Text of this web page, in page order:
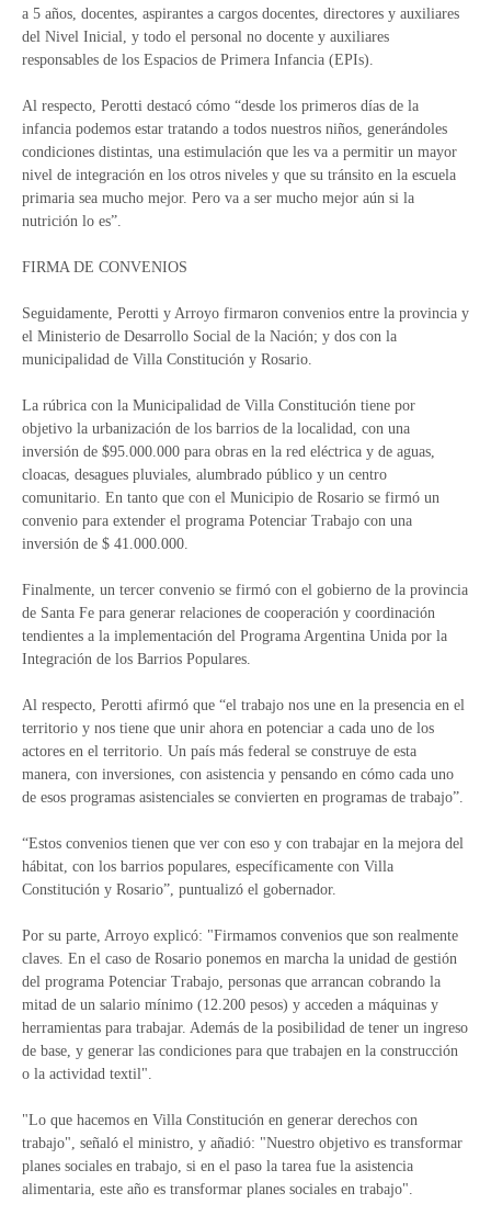
a 5 años, docentes, aspirantes a cargos docentes, directores y auxiliares
del Nivel Inicial, y todo el personal no docente y auxiliares
responsables de los Espacios de Primera Infancia (EPIs).
Al respecto, Perotti destacó cómo “desde los primeros días de la
infancia podemos estar tratando a todos nuestros niños, generándoles
condiciones distintas, una estimulación que les va a permitir un mayor
nivel de integración en los otros niveles y que su tránsito en la escuela
primaria sea mucho mejor. Pero va a ser mucho mejor aún si la
nutrición lo es”.
FIRMA DE CONVENIOS
Seguidamente, Perotti y Arroyo firmaron convenios entre la provincia y
el Ministerio de Desarrollo Social de la Nación; y dos con la
municipalidad de Villa Constitución y Rosario.
La rúbrica con la Municipalidad de Villa Constitución tiene por
objetivo la urbanización de los barrios de la localidad, con una
inversión de $95.000.000 para obras en la red eléctrica y de aguas,
cloacas, desagues pluviales, alumbrado público y un centro
comunitario. En tanto que con el Municipio de Rosario se firmó un
convenio para extender el programa Potenciar Trabajo con una
inversión de $ 41.000.000.
Finalmente, un tercer convenio se firmó con el gobierno de la provincia
de Santa Fe para generar relaciones de cooperación y coordinación
tendientes a la implementación del Programa Argentina Unida por la
Integración de los Barrios Populares.
Al respecto, Perotti afirmó que “el trabajo nos une en la presencia en el
territorio y nos tiene que unir ahora en potenciar a cada uno de los
actores en el territorio. Un país más federal se construye de esta
manera, con inversiones, con asistencia y pensando en cómo cada uno
de esos programas asistenciales se convierten en programas de trabajo”.
“Estos convenios tienen que ver con eso y con trabajar en la mejora del
hábitat, con los barrios populares, específicamente con Villa
Constitución y Rosario”, puntualizó el gobernador.
Por su parte, Arroyo explicó: "Firmamos convenios que son realmente
claves. En el caso de Rosario ponemos en marcha la unidad de gestión
del programa Potenciar Trabajo, personas que arrancan cobrando la
mitad de un salario mínimo (12.200 pesos) y acceden a máquinas y
herramientas para trabajar. Además de la posibilidad de tener un ingreso
de base, y generar las condiciones para que trabajen en la construcción
o la actividad textil".
"Lo que hacemos en Villa Constitución en generar derechos con
trabajo", señaló el ministro, y añadió: "Nuestro objetivo es transformar
planes sociales en trabajo, si en el paso la tarea fue la asistencia
alimentaria, este año es transformar planes sociales en trabajo".